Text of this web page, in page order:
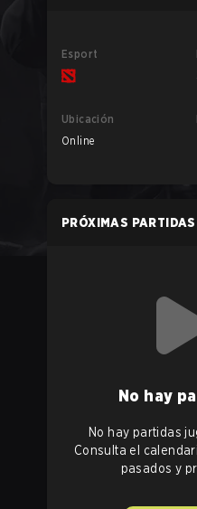
Esport
Ubicación
Online
PRÓXIMAS PARTIDAS
No hay
No hay partidas
Consulta el
pasados y